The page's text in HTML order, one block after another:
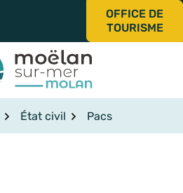
OFFICE DE
TOURISME
État civil Pacs